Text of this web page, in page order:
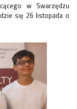
w Swarzędzu
się 26 listopada o